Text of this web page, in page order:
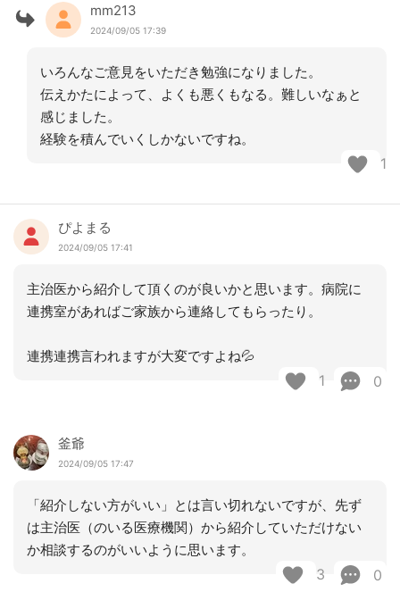
mm213
2024/09/05 17:39
いろんなご意見をいただき勉強になりました。
伝えかたによって、よくも悪くもなる。難しいなぁと
感じました。
経験を積んでいくしかないですね。
1
ぴよまる
2024/09/05 17:41
主治医から紹介して頂くのが良いかと思います。病院に
連携室があればご家族から連絡してもらったり。
連携連携言われますが大変ですよね💦
1 0
釜爺
2024/09/05 17:47
「紹介しない方がいい」とは言い切れないですが、先ず
は主治医（のいる医療機関）から紹介していただけない
か相談するのがいいように思います。
3 0